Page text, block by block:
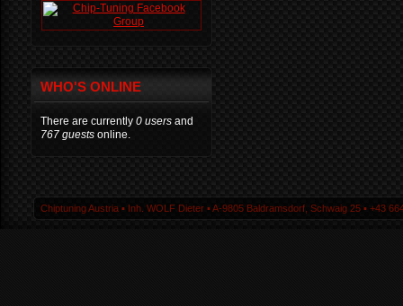
WHO'S ONLINE
There are currently 0 users and
767 guests online.
Chiptuning Austria ▪ Inh. WOLF Dieter ▪ A-9805 Baldramsdorf, Schwaig 25 ▪ +43